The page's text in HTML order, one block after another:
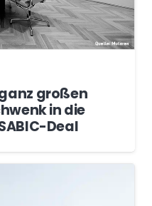
großen
in die
Deal